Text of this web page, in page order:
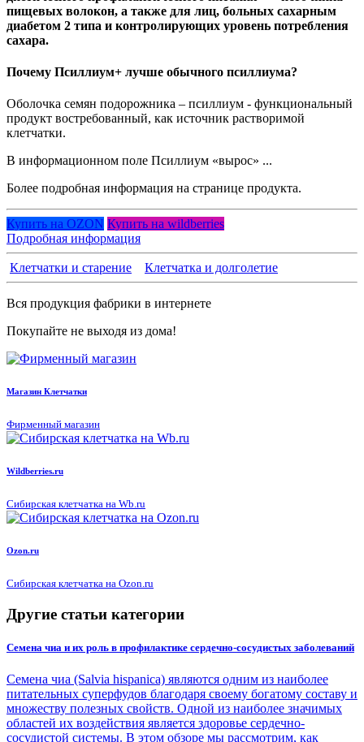
пищевых волокон, а также для лиц, больных сахарным
диабетом 2 типа и контролирующих уровень потребления
сахара.
Почему Псиллиум+ лучше обычного псиллиума?
Оболочка семян подорожника – псиллиум - функциональный
продукт востребованный, как источник растворимой
клетчатки.
В информационном поле Псиллиум «вырос» ...
Более подробная информация на странице продукта.
Купить на OZON Купить на wildberries
Подробная информация
Клетчатки и старение Клетчатка и долголетие
Вся продукция фабрики в интернете
Покупайте не выходя из дома!
Магазин Клетчатки
Фирменный магазин
Wildberries.ru
Сибирская клетчатка на Wb.ru
Ozon.ru
Сибирская клетчатка на Ozon.ru
Другие статьи категории
Семена чиа и их роль в профилактике сердечно-сосудистых заболеваний
Семена чиа (Salvia hispanica) являются одним из наиболее
питательных суперфудов благодаря своему богатому составу и
множеству полезных свойств. Одной из наиболее значимых
областей их воздействия является здоровье сердечно-
сосудистой системы. В этом обзоре мы рассмотрим, как